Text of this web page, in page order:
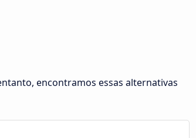
encontramos essas alternativas